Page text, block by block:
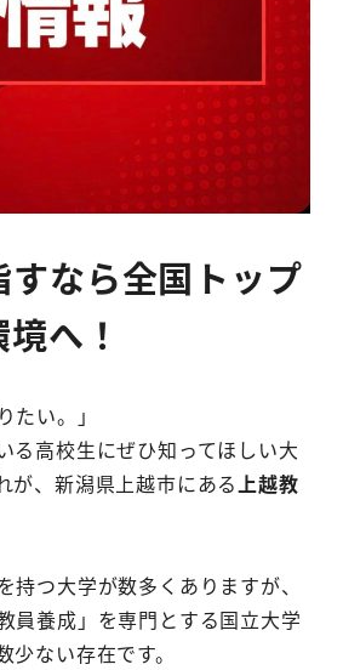
なら全国トップ
へ！
たい。」
る高校生にぜひ知ってほしい大
が、新潟県上越市にある 上越教
持つ大学が数多くありますが、
員養成」を専門とする国立大学
少ない存在です。